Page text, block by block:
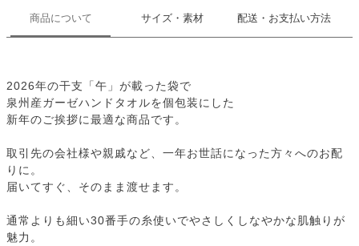
商品について サイズ・素材 配送・お支払い方法
2026年の干支「午」が載った袋で
泉州産ガーゼハンドタオルを個包装にした
新年のご挨拶に最適な商品です。
取引先の会社様や親戚など、一年お世話になった方々へのお配
りに。
届いてすぐ、そのまま渡せます。
通常よりも細い30番手の糸使いでやさしくしなやかな肌触りが
魅力。